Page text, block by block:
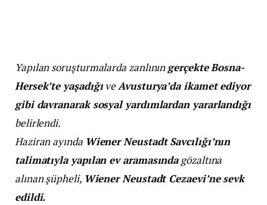
Yapılan soruşturmalarda zanlınıngerçekte Bosna-
Hersek’te yaşadığıveAvusturya’da ikamet ediyor
gibi davranarak sosyal yardımlardan yararlandığı
belirlendi.
Haziran ayında Wiener Neustadt Savcılığı’nın
talimatıyla yapılan ev aramasındagözaltına
alınan şüpheli, Wiener Neustadt Cezaevi’ne sevk
edildi.